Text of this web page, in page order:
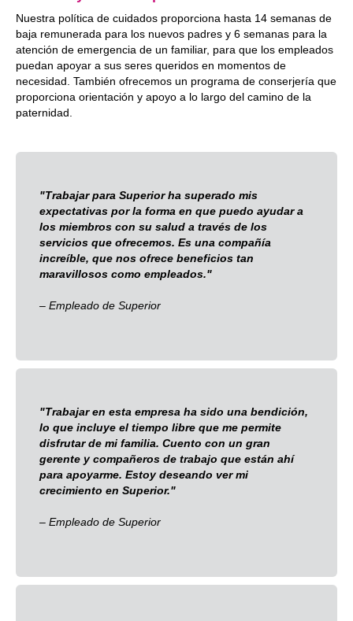
Nuestra política de cuidados proporciona hasta 14 semanas de
baja remunerada para los nuevos padres y 6 semanas para la
atención de emergencia de un familiar, para que los empleados
puedan apoyar a sus seres queridos en momentos de
necesidad. También ofrecemos un programa de conserjería que
proporciona orientación y apoyo a lo largo del camino de la
paternidad.
"Trabajar para Superior ha superado mis
expectativas por la forma en que puedo ayudar a
los miembros con su salud a través de los
servicios que ofrecemos. Es una compañía
increíble, que nos ofrece beneficios tan
maravillosos como empleados."
– Empleado de Superior
"Trabajar en esta empresa ha sido una bendición,
lo que incluye el tiempo libre que me permite
disfrutar de mi familia. Cuento con un gran
gerente y compañeros de trabajo que están ahí
para apoyarme. Estoy deseando ver mi
crecimiento en Superior."
– Empleado de Superior